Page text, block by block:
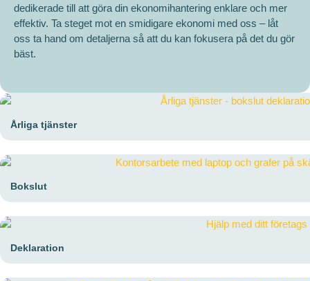
dedikerade till att göra din ekonomihantering enklare och mer
effektiv. Ta steget mot en smidigare ekonomi med oss – låt
oss ta hand om detaljerna så att du kan fokusera på det du gör
bäst.
Årliga tjänster
Bokslut
Deklaration